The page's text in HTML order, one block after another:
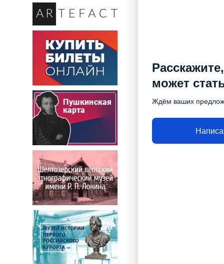
может
Ждём ваших